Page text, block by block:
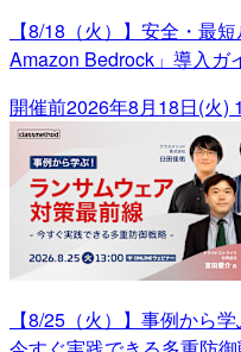
【8/18（火）】安全・最
Amazon Bedrock」導入ガ
開催前2026年8月18日(火)
【8/25（火）】事例から